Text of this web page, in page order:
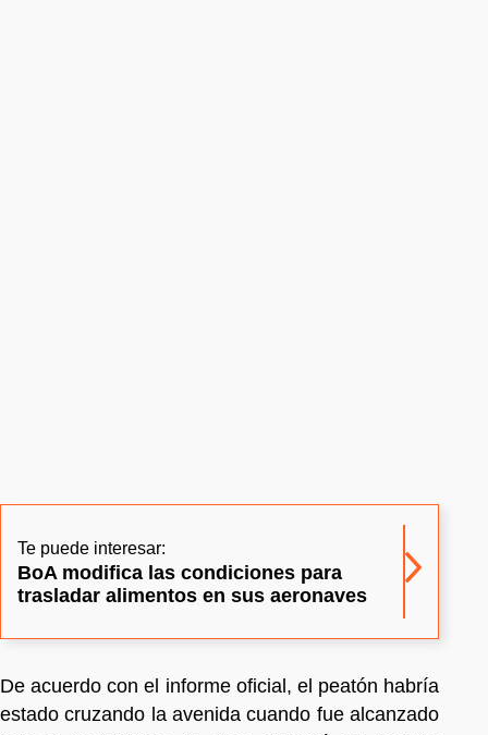
Te puede interesar:
BoA modifica las condiciones para
trasladar alimentos en sus aeronaves
De acuerdo con el informe oficial, el peatón habría
estado cruzando la avenida cuando fue alcanzado